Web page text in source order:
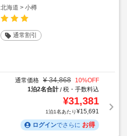
北海道 > 小樽
通常割引
通常価格 ¥ 34,868 10%OFF
1泊2名合計/税・手数料込
¥31,381
1泊1名あたり¥15,691
ログインでさらに お得